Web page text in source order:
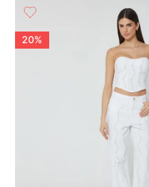
20%
short
botas
10. blusa